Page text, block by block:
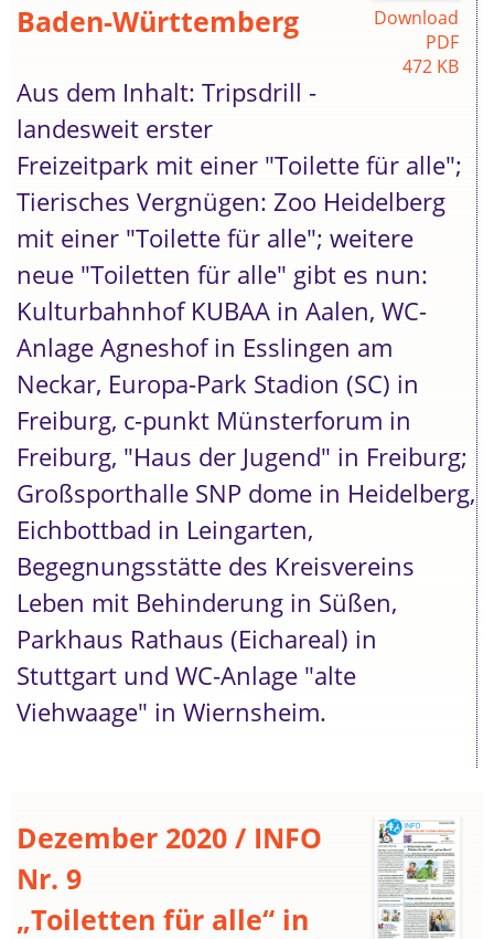
Download
PDF
472 KB
Baden-Württemberg
Aus dem Inhalt: Tripsdrill -
landesweit erster
Freizeitpark mit einer "Toilette für alle";
Tierisches Vergnügen: Zoo Heidelberg
mit einer "Toilette für alle"; weitere
neue "Toiletten für alle" gibt es nun:
Kulturbahnhof KUBAA in Aalen, WC-
Anlage Agneshof in Esslingen am
Neckar, Europa-Park Stadion (SC) in
Freiburg, c-punkt Münsterforum in
Freiburg, "Haus der Jugend" in Freiburg;
Großsporthalle SNP dome in Heidelberg,
Eichbottbad in Leingarten,
Begegnungsstätte des Kreisvereins
Leben mit Behinderung in Süßen,
Parkhaus Rathaus (Eichareal) in
Stuttgart und WC-Anlage "alte
Viehwaage" in Wiernsheim.
Dezember 2020 / INFO
Nr. 9
„Toiletten für alle“ in